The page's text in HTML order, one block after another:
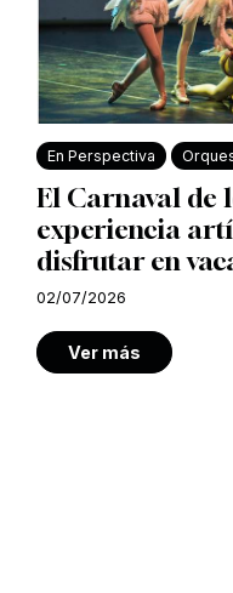
En Perspectiva
El Carnaval de
experiencia
disfrutar en
02/07/2026
Ver más